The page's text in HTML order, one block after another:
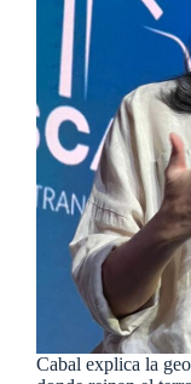
Cabal explica la